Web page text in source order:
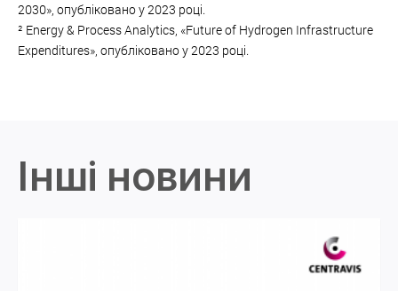
2030», опубліковано у 2023 році.
² Energy & Process Analytics, «Future of Hydrogen Infrastructure
Expenditures», опубліковано у 2023 році.
Інші новини